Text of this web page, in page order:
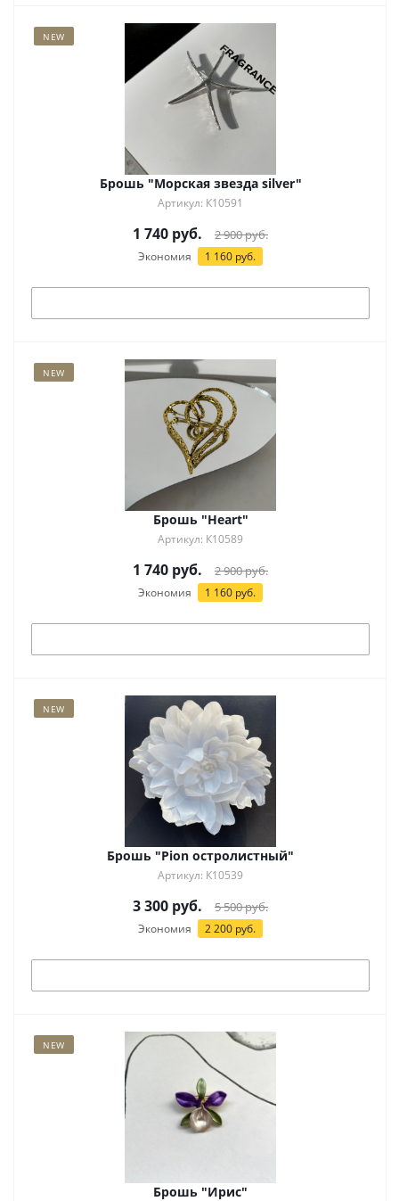
NEW
Брошь "Морская звезда silver"
Артикул: К10591
1 740 руб. 2 900руб.
Экономия 1 160 руб.
NEW
Брошь "Heart"
Артикул: К10589
1 740 руб. 2 900руб.
Экономия 1 160 руб.
NEW
Брошь "Pion остролистный"
Артикул: К10539
3 300 руб. 5 500руб.
Экономия 2 200 руб.
NEW
Брошь "Ирис"